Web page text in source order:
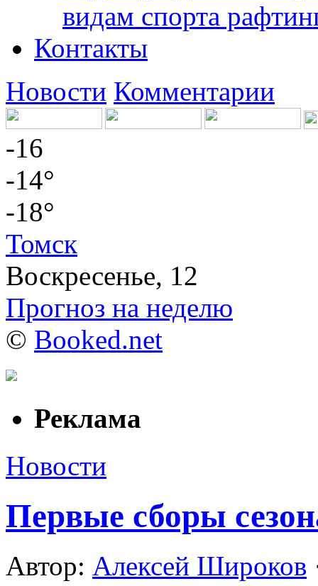
видам спорта
Контакты
Новости Комментарии
-16
-14°
-18°
Томск
Воскресенье, 12
Прогноз на неделю
© Booked.net
Реклама
Новости
Первые сборы
Автор: Алексей Широков